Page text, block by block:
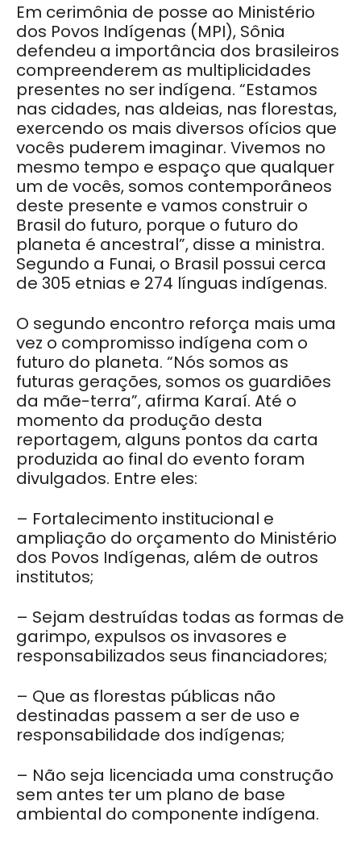
Em cerimônia de posse ao Ministério
dos Povos Indígenas (MPI), Sônia
defendeu a importância dos brasileiros
compreenderem as multiplicidades
presentes no ser indígena. “Estamos
nas cidades, nas aldeias, nas florestas,
exercendo os mais diversos ofícios que
vocês puderem imaginar. Vivemos no
mesmo tempo e espaço que qualquer
um de vocês, somos contemporâneos
deste presente e vamos construir o
Brasil do futuro, porque o futuro do
planeta é ancestral”, disse a ministra.
Segundo a Funai, o Brasil possui cerca
de 305 etnias e 274 línguas indígenas.
O segundo encontro reforça mais uma
vez o compromisso indígena com o
futuro do planeta. “Nós somos as
futuras gerações, somos os guardiões
da mãe-terra”, afirma Karaí. Até o
momento da produção desta
reportagem, alguns pontos da carta
produzida ao final do evento foram
divulgados. Entre eles:
– Fortalecimento institucional e
ampliação do orçamento do Ministério
dos Povos Indígenas, além de outros
institutos;
– Sejam destruídas todas as formas de
garimpo, expulsos os invasores e
responsabilizados seus financiadores;
– Que as florestas públicas não
destinadas passem a ser de uso e
responsabilidade dos indígenas;
– Não seja licenciada uma construção
sem antes ter um plano de base
ambiental do componente indígena.